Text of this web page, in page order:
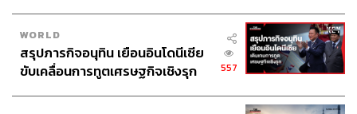
WORLD
สรุปภารกิจอนุทิน เยือนอินโดนีเซีย
ขับเคลื่อนการทูตเศรษฐกิจเชิงรุก
557